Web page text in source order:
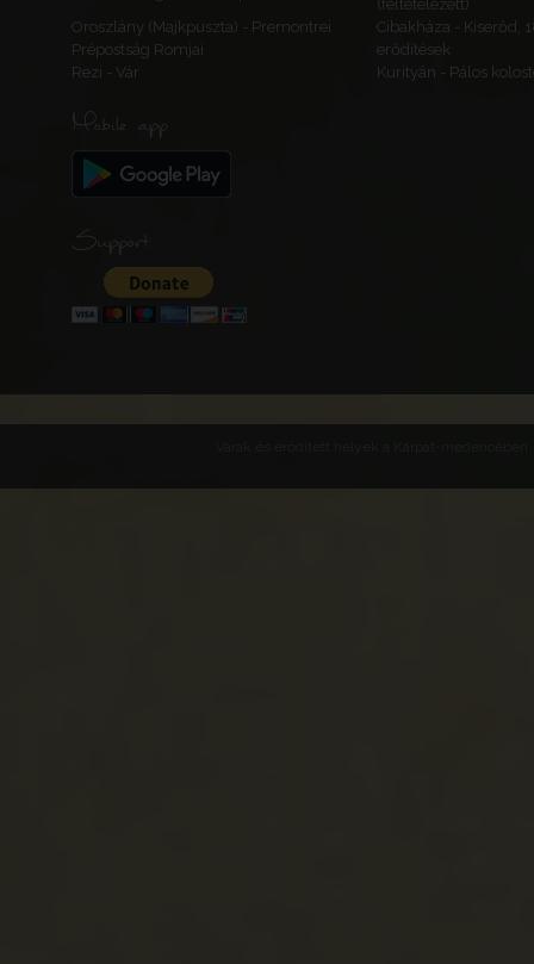
(feltételezett)
Oroszlány (Majkpuszta) - Premontrei
Prépostság Romjai
Cibakháza - Kiserőd,
erődítések
Rezi - Vár
Kurityán - Pálos
Mobile app
Support